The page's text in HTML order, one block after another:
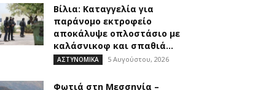
Βίλια: Καταγγελία για
παράνομο εκτροφείο
αποκάλυψε οπλοστάσιο με
καλάσνικοφ και σπαθιά...
ΑΣΤΥΝΟΜΙΚΑ 5 Αυγούστου, 2026
Φωτιά στη Μεσσηνία –